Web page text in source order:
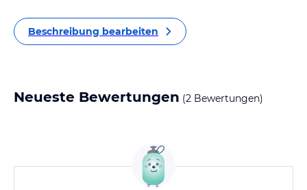
Beschreibung bearbeiten
Neueste Bewertungen (2 Bewertungen)